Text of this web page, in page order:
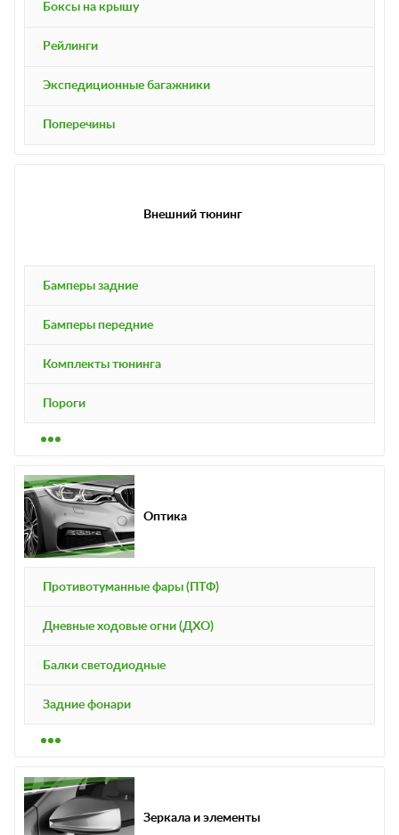
Боксы на крышу
Рейлинги
Экспедиционные багажники
Поперечины
Внешний тюнинг
Бамперы задние
Бамперы передние
Комплекты тюнинга
Пороги
Оптика
Противотуманные фары (ПТФ)
Дневные ходовые огни (ДХО)
Балки светодиодные
Задние фонари
Зеркала и элементы